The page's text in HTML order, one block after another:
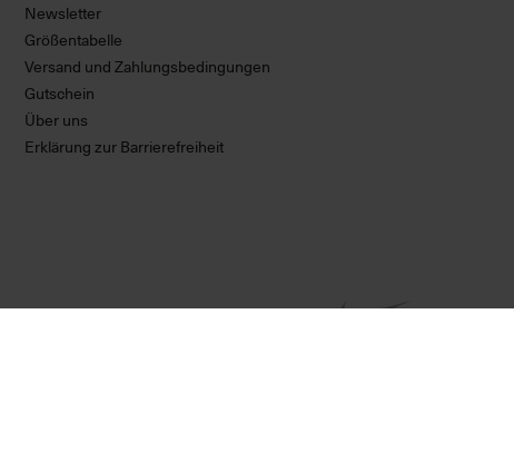
Newsletter
Größentabelle
Versand und Zahlungsbedingungen
Gutschein
Über uns
Erklärung zur Barrierefreiheit